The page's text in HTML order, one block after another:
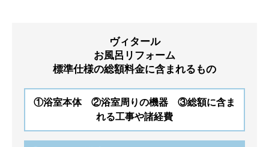
ヴィタール
お風呂リフォーム
標準仕様の総額料金に含まれるもの
①浴室本体 ②浴室周りの機器 ③総額に含ま
れる工事や諸経費